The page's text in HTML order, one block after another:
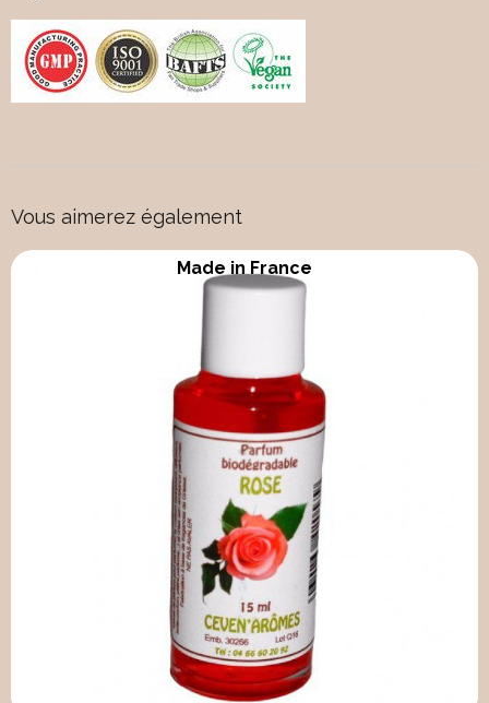
Vous aimerez également
Made in France